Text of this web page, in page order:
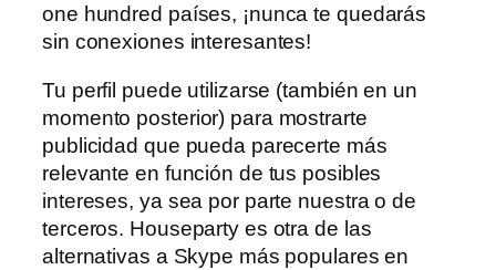
one hundred países, ¡nunca te quedarás
sin conexiones interesantes!
Tu perfil puede utilizarse (también en un
momento posterior) para mostrarte
publicidad que pueda parecerte más
relevante en función de tus posibles
intereses, ya sea por parte nuestra o de
terceros. Houseparty es otra de las
alternativas a Skype más populares en